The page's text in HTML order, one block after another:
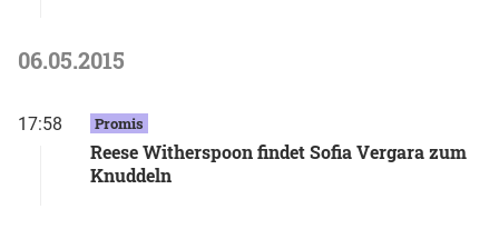
06.05.2015
17:58 Promis
Reese Witherspoon findet Sofia Vergara zum
Knuddeln